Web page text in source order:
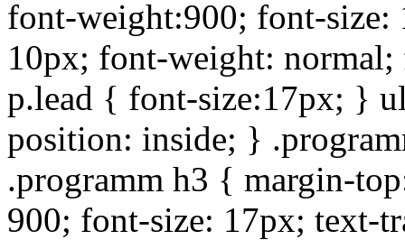
font-weight:900; font-
10px; font-weight:
p.lead { font-size:17px; }
position: inside; }
.programm h3 { margin-
900; font-size: 17px; text-